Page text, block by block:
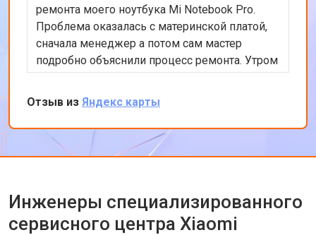
ремонта моего ноутбука Mi Notebook Pro.
Проблема оказалась с материнской платой,
сначала менеджер а потом сам мастер
подробно объяснили процесс ремонта. Утром
оставил заявку, в обед курьер приехал и к
вечеру ноутбук был готов-очень быстро.
Впечатлен оперативностью и качеством
ремонта.
Отзыв из Яндекс карты
Инженеры специализированного
сервисного центра Xiaomi